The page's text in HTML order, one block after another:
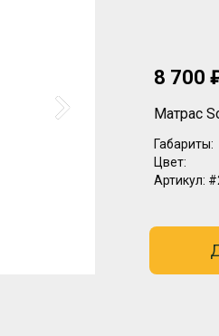
8 700
Матрас
Габариты:
Цвет:
Артикул: